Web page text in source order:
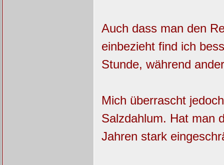
Auch dass man den
einbezieht find ich
Stunde, während
Mich überrascht
Salzdahlum. Hat man
Jahren stark